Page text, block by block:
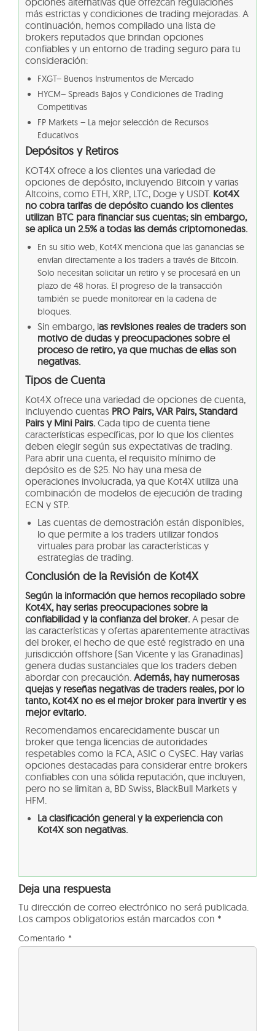
más estrictas y condiciones de trading mejoradas. A
continuación, hemos compilado una lista de
brokers reputados que brindan opciones
confiables y un entorno de trading seguro para tu
consideración:
FXGT– Buenos Instrumentos de Mercado
HYCM– Spreads Bajos y Condiciones de Trading
Competitivas
FP Markets – La mejor selección de Recursos
Educativos
Depósitos y Retiros
KOT4X ofrece a los clientes una variedad de
opciones de depósito, incluyendo Bitcoin y varias
Altcoins, como ETH, XRP, LTC, Doge y USDT. Kot4X
no cobra tarifas de depósito cuando los clientes
utilizan BTC para financiar sus cuentas; sin embargo,
se aplica un 2.5% a todas las demás criptomonedas.
En su sitio web, Kot4X menciona que las ganancias se
envían directamente a los traders a través de Bitcoin.
Solo necesitan solicitar un retiro y se procesará en un
plazo de 48 horas. El progreso de la transacción
también se puede monitorear en la cadena de
bloques.
Sin embargo, las revisiones reales de traders son
motivo de dudas y preocupaciones sobre el
proceso de retiro, ya que muchas de ellas son
negativas.
Tipos de Cuenta
Kot4X ofrece una variedad de opciones de cuenta,
incluyendo cuentas PRO Pairs, VAR Pairs, Standard
Pairs y Mini Pairs. Cada tipo de cuenta tiene
características específicas, por lo que los clientes
deben elegir según sus expectativas de trading.
Para abrir una cuenta, el requisito mínimo de
depósito es de $25. No hay una mesa de
operaciones involucrada, ya que Kot4X utiliza una
combinación de modelos de ejecución de trading
ECN y STP.
Las cuentas de demostración están disponibles,
lo que permite a los traders utilizar fondos
virtuales para probar las características y
estrategias de trading.
Conclusión de la Revisión de Kot4X
Según la información que hemos recopilado sobre
Kot4X, hay serias preocupaciones sobre la
confiabilidad y la confianza del broker. A pesar de
las características y ofertas aparentemente atractivas
del broker, el hecho de que esté registrado en una
jurisdicción offshore (San Vicente y las Granadinas)
genera dudas sustanciales que los traders deben
abordar con precaución. Además, hay numerosas
quejas y reseñas negativas de traders reales, por lo
tanto, Kot4X no es el mejor broker para invertir y es
mejor evitarlo.
Recomendamos encarecidamente buscar un
broker que tenga licencias de autoridades
respetables como la FCA, ASIC o CySEC. Hay varias
opciones destacadas para considerar entre brokers
confiables con una sólida reputación, que incluyen,
pero no se limitan a, BD Swiss, BlackBull Markets y
HFM.
La clasificación general y la experiencia con
Kot4X son negativas.
Deja una respuesta
Tu dirección de correo electrónico no será publicada.
Los campos obligatorios están marcados con *
Comentario *